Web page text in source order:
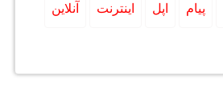
پیام اپل اینترنت آنلاین